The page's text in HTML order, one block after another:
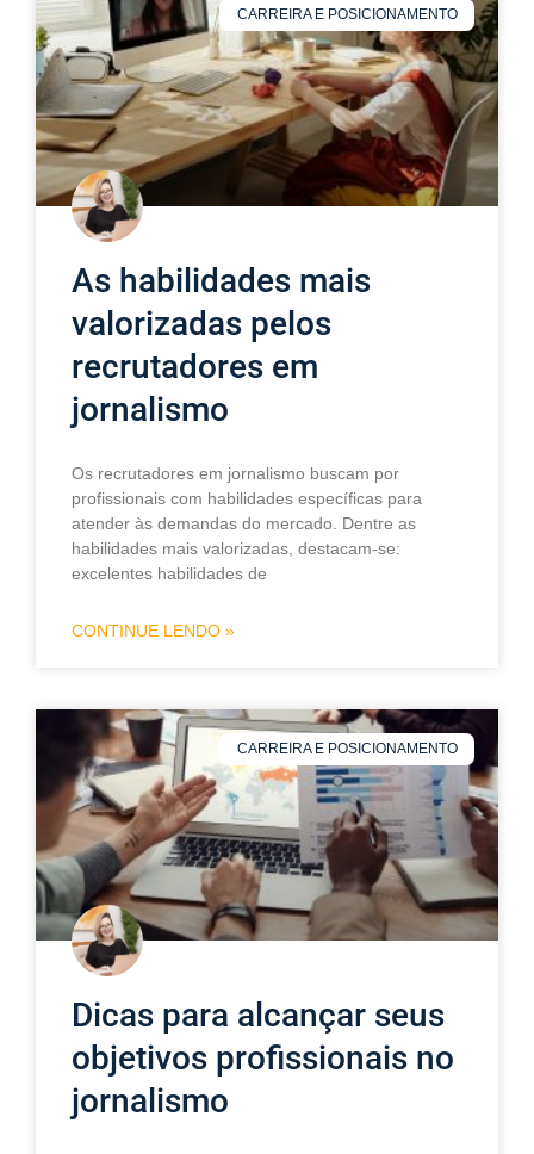
CARREIRA E POSICIONAMENTO
As habilidades mais
valorizadas pelos
recrutadores em
jornalismo
Os recrutadores em jornalismo buscam por
profissionais com habilidades específicas para
atender às demandas do mercado. Dentre as
habilidades mais valorizadas, destacam-se:
excelentes habilidades de
CONTINUE LENDO »
CARREIRA E POSICIONAMENTO
Dicas para alcançar seus
objetivos profissionais no
jornalismo